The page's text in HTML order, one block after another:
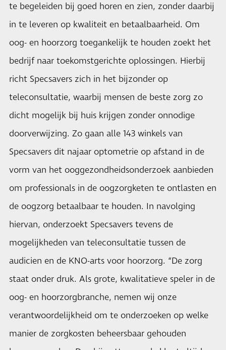
te begeleiden bij goed horen en zien, zonder daarbij
in te leveren op kwaliteit en betaalbaarheid. Om
oog- en hoorzorg toegankelijk te houden zoekt het
bedrijf naar toekomstgerichte oplossingen. Hierbij
richt Specsavers zich in het bijzonder op
teleconsultatie, waarbij mensen de beste zorg zo
dicht mogelijk bij huis krijgen zonder onnodige
doorverwijzing. Zo gaan alle 143 winkels van
Specsavers dit najaar optometrie op afstand in de
vorm van het ooggezondheidsonderzoek aanbieden
om professionals in de oogzorgketen te ontlasten en
de oogzorg betaalbaar te houden. In navolging
hiervan, onderzoekt Specsavers tevens de
mogelijkheden van teleconsultatie tussen de
audicien en de KNO-arts voor hoorzorg. “De zorg
staat onder druk. Als grote, kwalitatieve speler in de
oog- en hoorzorgbranche, nemen wij onze
verantwoordelijkheid om te onderzoeken op welke
manier de zorgkosten beheersbaar gehouden